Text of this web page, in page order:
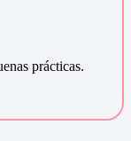
prácticas.